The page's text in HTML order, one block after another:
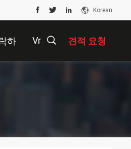
Korean
하 Vr 견적 요청